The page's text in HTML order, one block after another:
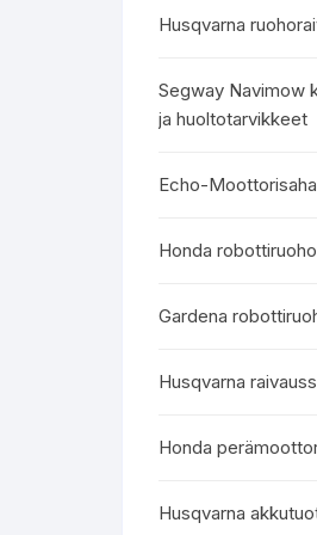
Husqvarna
Segway Navimow
ja huoltotarvikkeet
Echo-
Honda
Gardena
Husqvarna
Honda
Husqvarna